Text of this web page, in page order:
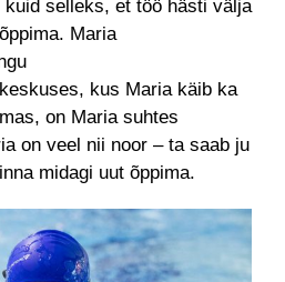
selleks, et töö hästi välja
Maria
kus Maria käib ka
on Maria suhtes
on veel nii noor – ta saab ju
midagi uut õppima.